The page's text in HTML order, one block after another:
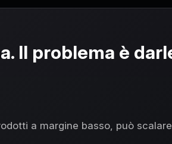
Il problema è
a margine basso, può scalare